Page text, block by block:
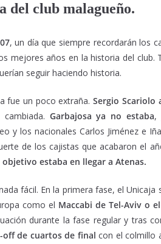
del club malagueño.
, un día que siempre recordarán los
mejores años en la historia del club.
seguir haciendo historia.
fue un poco extraña.Sergio Scariolo
Garbajosa ya no estaba,
y los nacionales Carlos Jiménez e
de los cajistas que acabaron el
objetivo estaba en llegar a Atenas.
fácil. En la primera fase, el
como el Maccabi de Tel-Aviv o
durante la fase regular y tras
off de cuartos de final con el colmillo